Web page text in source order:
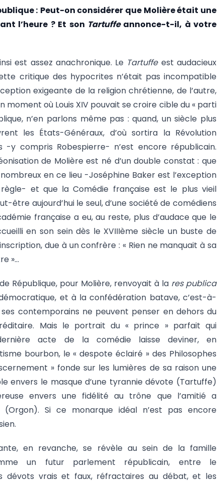
: Peut-on considérer que Molière était une
l’heure ? Et son Tartuffeannonce-t-il, à votre
est assez anachronique. Le Tartuffeest audacieux
critique des hypocrites n’était pas incompatible
exigeante de la religion chrétienne, de l’autre,
moment où Louis XIV pouvait se croire cible du « parti
n’en parlons même pas : quand, un siècle plus
les États-Généraux, d’où sortira la Révolution
-y compris Robespierre- n’est encore républicain.
de Molière est né d’un double constat : que
en ce lieu -Joséphine Baker est l’exception
et que la Comédie française est le plus vieil
être aujourd’hui le seul, d’une société de comédiens
française a eu, au reste, plus d’audace que le
en son sein dès le XVIIIème siècle un buste de
due à un confrère : « Rien ne manquait à sa
»…
de République, pour Molière, renvoyait à la res publica
et à la confédération batave, c’est-à-
contemporains ne peuvent penser en dehors du
Mais le portrait du « prince » parfait qui
acte de la comédie laisse deviner, en
bourbon, le « despote éclairé » des Philosophes
» fonde sur les lumières de sa raison une
envers le masque d’une tyrannie dévote (Tartuffe)
envers une fidélité au trône que l’amitié a
(Orgon). Si ce monarque idéal n’est pas encore
en revanche, se révèle au sein de la famille
un futur parlement républicain, entre le
dévots vrais et faux, réfractaires au débat, et les